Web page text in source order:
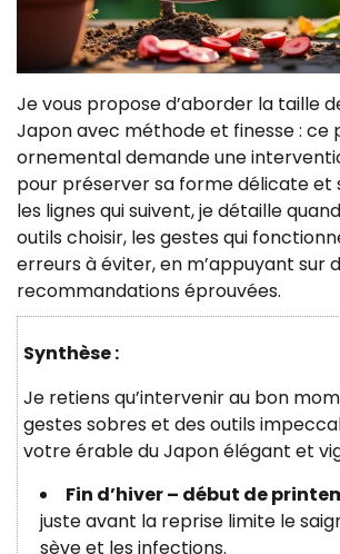
Je vous propose d’aborder la taille
Japon avec méthode et finesse :
ornemental demande une
pour préserver sa forme délicate et
les lignes qui suivent, je détaille
outils choisir, les gestes qui
erreurs à éviter, en m’appuyant sur
recommandations éprouvées.
Synthèse :
Je retiens qu’intervenir au bon
gestes sobres et des outils
votre érable du Japon élégant et
Fin d’hiver – début de
juste avant la reprise limite le
sève et les infections.